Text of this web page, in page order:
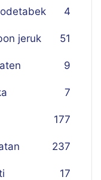
4
jeruk 51
9
7
177
237
17